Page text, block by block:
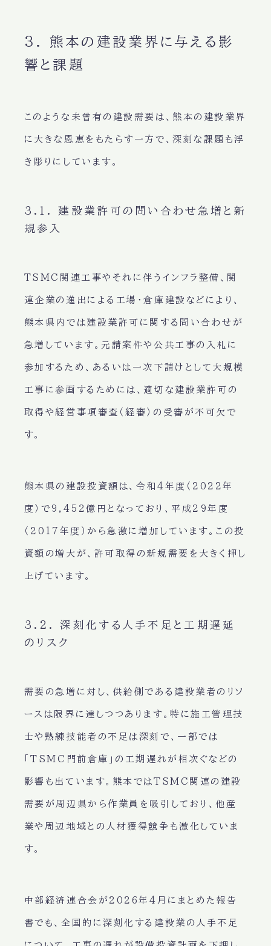
3. 熊本の建設業界に与える影
響と課題
このような未曾有の建設需要は、熊本の建設業界
に大きな恩恵をもたらす一方で、深刻な課題も浮
き彫りにしています。
3.1. 建設業許可の問い合わせ急増と新
規参入
TSMC関連工事やそれに伴うインフラ整備、関
連企業の進出による工場・倉庫建設などにより、
熊本県内では建設業許可に関する問い合わせが
急増しています。元請案件や公共工事の入札に
参加するため、あるいは一次下請けとして大規模
工事に参画するためには、適切な建設業許可の
取得や経営事項審査（経審）の受審が不可欠で
す。
熊本県の建設投資額は、令和4年度（2022年
度）で9,452億円となっており、平成29年度
（2017年度）から急激に増加しています。この投
資額の増大が、許可取得の新規需要を大きく押し
上げています。
3.2. 深刻化する人手不足と工期遅延
のリスク
需要の急増に対し、供給側である建設業者のリソ
ースは限界に達しつつあります。特に施工管理技
士や熟練技能者の不足は深刻で、一部では
「TSMC門前倉庫」の工期遅れが相次ぐなどの
影響も出ています。熊本ではTSMC関連の建設
需要が周辺県から作業員を吸引しており、他産
業や周辺地域との人材獲得競争も激化していま
す。
中部経済連合会が2026年4月にまとめた報告
書でも、全国的に深刻化する建設業の人手不足